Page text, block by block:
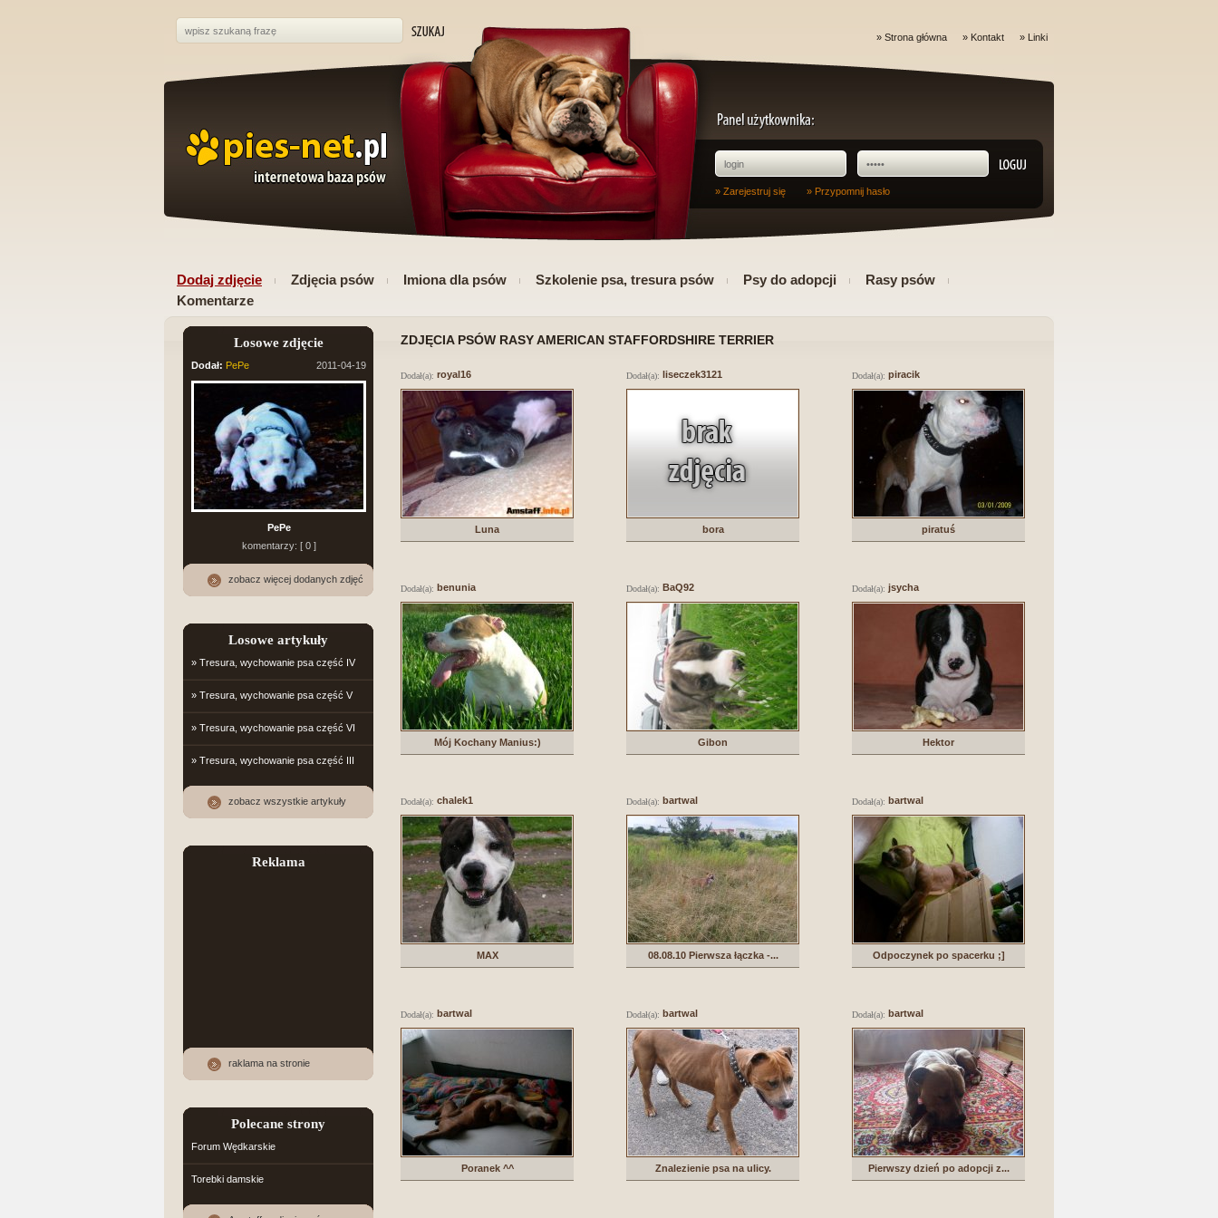
» Strona główna » Kontakt » Linki
» Zarejestruj się » Przypomnij hasło
Dodaj zdjęcie Zdjęcia psów Imiona dla psów Szkolenie psa, tresura psów Psy do adopcji
Rasy psów
Komentarze
ZDJĘCIA PSÓW RASY AMERICAN STAFFORDSHIRE TERRIER
Dodał(a): royal16
Luna
Dodał(a): liseczek3121
bora
Dodał(a): piracik
piratuś
Dodał(a): benunia
Mój Kochany Manius:)
Dodał(a): BaQ92
Gibon
Dodał(a): jsycha
Hektor
Dodał(a): chalek1
MAX
Dodał(a): bartwal
08.08.10 Pierwsza łączka -...
Dodał(a): bartwal
Odpoczynek po spacerku ;]
Dodał(a): bartwal
Poranek ^^
Dodał(a): bartwal
Znalezienie psa na ulicy.
Dodał(a): bartwal
Pierwszy dzień po adopcji z...
Losowe zdjęcie
Dodał: PePe 2011-04-19
PePe
komentarzy: [ 0 ]
zobacz więcej dodanych zdjęć
Losowe artykuły
» Tresura, wychowanie psa część IV
» Tresura, wychowanie psa część V
» Tresura, wychowanie psa część VI
» Tresura, wychowanie psa część III
zobacz wszystkie artykuły
Reklama
raklama na stronie
Polecane strony
Forum Wędkarskie
Torebki damskie